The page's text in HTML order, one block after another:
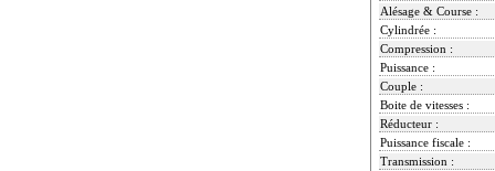
Alésage & Course :
Cylindrée :
Compression :
Puissance :
Couple :
Boite de vitesses :
Réducteur :
Puissance fiscale :
Transmission :